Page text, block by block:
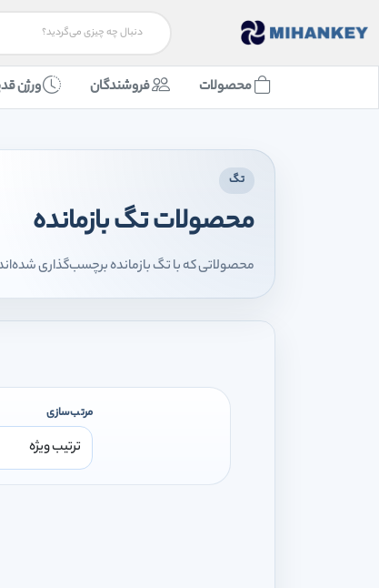
محصولات فروشندگان ورژن
تگ
محصولات تگ بازمانده
محصولاتی که با تگ بازمانده برچسب‌گذاری
مرتب‌سازی